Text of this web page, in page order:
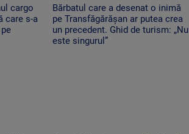
cargo
care s-a
Bărbatul care a desenat o inimă
pe Transfăgărășan ar putea crea
un precedent. Ghid de turism: „Nu
este singurul”